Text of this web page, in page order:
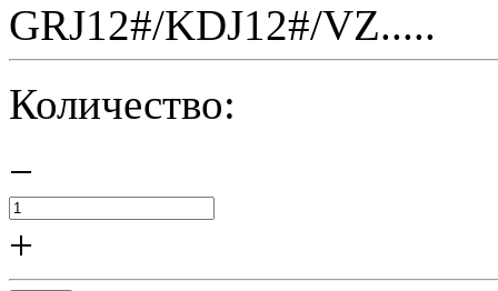
GRJ12#/KDJ12#/VZ.....
Количество:
−
+